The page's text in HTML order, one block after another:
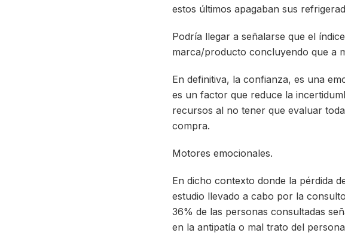
estos últimos apagaban sus
Podría llegar a señalarse que el
marca/producto concluyendo que a
En definitiva, la confianza, es una
es un factor que reduce la
recursos al no tener que evaluar
compra.
Motores emocionales.
En dicho contexto donde la pérdida
estudio llevado a cabo por la
36% de las personas consultadas
en la antipatía o mal trato del